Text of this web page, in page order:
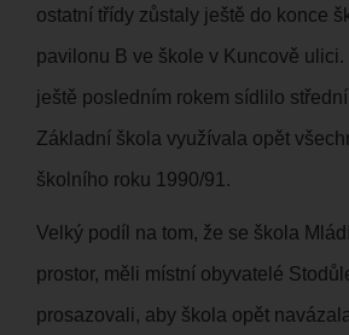
ostatní třídy zůstaly ještě do konce
pavilonu B ve škole v Kuncově
ještě posledním rokem sídlilo
Základní škola využívala opět
školního roku 1990/91.
Velký podíl na tom, že se škola
prostor, měli místní obyvatelé
prosazovali, aby škola opět